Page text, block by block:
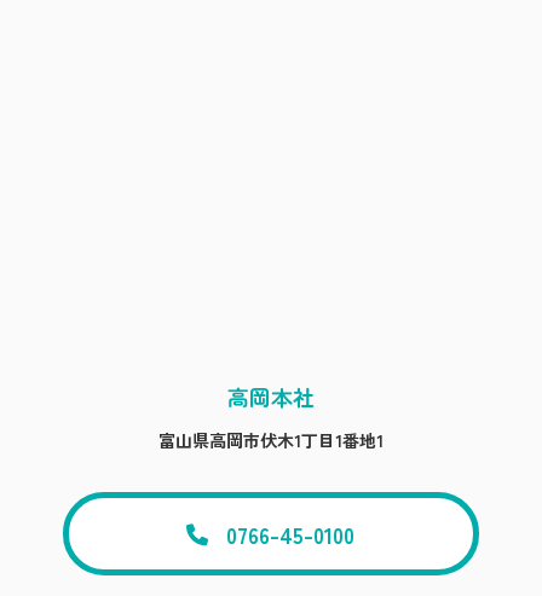
高岡本社
富山県高岡市伏木1丁目1番地1
0766-45-0100